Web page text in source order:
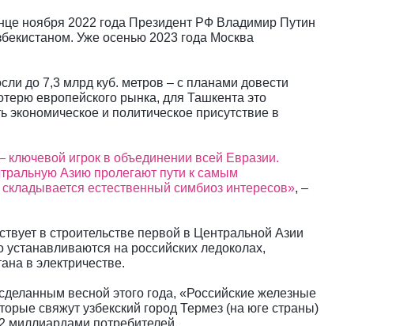
ноября 2022 года Президент РФ Владимир Путин
Уже осенью 2023 года Москва
до 7,3 млрд куб. метров – с планами довести
европейского рынка, для Ташкента это
и политическое присутствие в
ключевой игрок в объединении всей Евразии.
Азию пролегают пути к самым
естественный симбиоз интересов», –
в строительстве первой в Центральной Азии
на российских ледоколах,
в электричестве.
весной этого года, «Российские железные
свяжут узбекский город Термез (на юге страны)
миллиардами потребителей.